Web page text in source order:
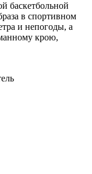
баскетбольной
в спортивном
и непогоды, а
крою,